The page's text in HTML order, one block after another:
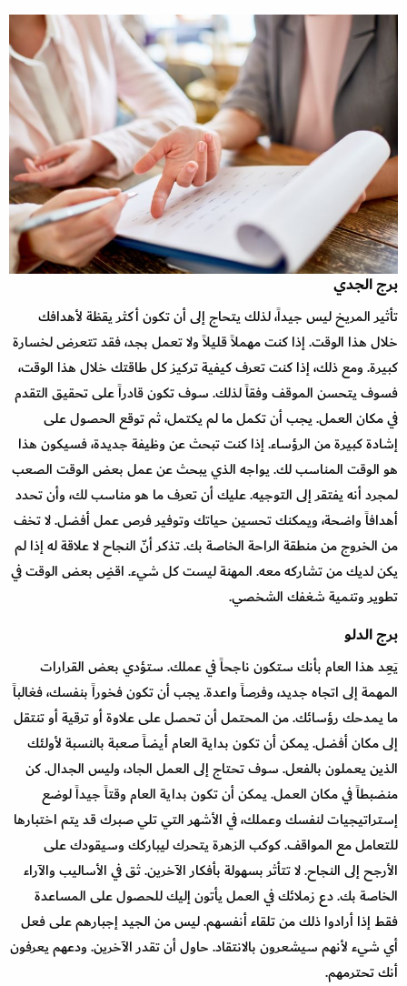
برج الجدي
تأثير المريخ ليس جيداً، لذلك يتحاج إلى أن تكون أكثر يقظة لأهدافك
خلال هذا الوقت. إذا كنت مهملاً قليلاً ولا تعمل بجد، فقد تتعرض لخسارة
كبيرة. ومع ذلك، إذا كنت تعرف كيفية تركيز كل طاقتك خلال هذا الوقت،
فسوف يتحسن الموقف وفقاً لذلك. سوف تكون قادراً على تحقيق التقدم
في مكان العمل. يجب أن تكمل ما لم يكتمل، ثم توقع الحصول على
إشادة كبيرة من الرؤساء. إذا كنت تبحث عن وظيفة جديدة، فسيكون هذا
هو الوقت المناسب لك. يواجه الذي يبحث عن عمل بعض الوقت الصعب
لمجرد أنه يفتقر إلى التوجيه. عليك أن تعرف ما هو مناسب لك، وأن تحدد
أهدافاً واضحة، ويمكنك تحسين حياتك وتوفير فرص عمل أفضل. لا تخف
من الخروج من منطقة الراحة الخاصة بك. تذكر أنّ النجاح لا علاقة له إذا لم
يكن لديك من تشاركه معه. المهنة ليست كل شيء. اقضِ بعض الوقت في
تطوير وتنمية شغفك الشخصي.
برج الدلو
يَعِد هذا العام بأنك ستكون ناجحاً في عملك. ستؤدي بعض القرارات
المهمة إلى اتجاه جديد، وفرصاً واعدة. يجب أن تكون فخوراً بنفسك، فغالباً
ما يمدحك رؤسائك. من المحتمل أن تحصل على علاوة أو ترقية أو تنتقل
إلى مكان أفضل. يمكن أن تكون بداية العام أيضاً صعبة بالنسبة لأولئك
الذين يعملون بالفعل. سوف تحتاج إلى العمل الجاد، وليس الجدال. كن
منضبطاً في مكان العمل. يمكن أن تكون بداية العام وقتاً جيداً لوضع
إستراتيجيات لنفسك وعملك، في الأشهر التي تلي صبرك قد يتم اختبارها
للتعامل مع المواقف. كوكب الزهرة يتحرك ليباركك وسيقودك على
الأرجح إلى النجاح. لا تتأثر بسهولة بأفكار الآخرين. ثق في الأساليب والآراء
الخاصة بك. دع زملائك في العمل يأتون إليك للحصول على المساعدة
فقط إذا أرادوا ذلك من تلقاء أنفسهم. ليس من الجيد إجبارهم على فعل
أي شيء لأنهم سيشعرون بالانتقاد. حاول أن تقدر الآخرين. ودعهم يعرفون
أنك تحترمهم.